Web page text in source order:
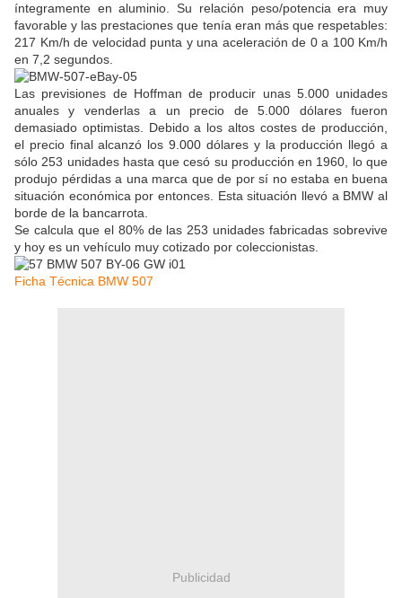
íntegramente en aluminio. Su relación peso/potencia era muy
favorable y las prestaciones que tenía eran más que respetables:
217 Km/h de velocidad punta y una aceleración de 0 a 100 Km/h
en 7,2 segundos.
Las previsiones de Hoffman de producir unas 5.000 unidades
anuales y venderlas a un precio de 5.000 dólares fueron
demasiado optimistas. Debido a los altos costes de producción,
el precio final alcanzó los 9.000 dólares y la producción llegó a
sólo 253 unidades hasta que cesó su producción en 1960, lo que
produjo pérdidas a una marca que de por sí no estaba en buena
situación económica por entonces. Esta situación llevó a BMW al
borde de la bancarrota.
Se calcula que el 80% de las 253 unidades fabricadas sobrevive
y hoy es un vehículo muy cotizado por coleccionistas.
Ficha Técnica BMW 507
Publicidad